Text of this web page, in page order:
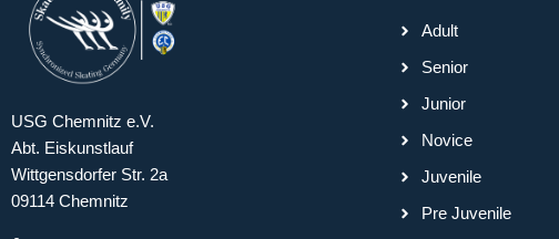
USG Chemnitz e.V.
Abt. Eiskunstlauf
Wittgensdorfer Str. 2a
09114 Chemnitz
Adult
Senior
Junior
Novice
Juvenile
Pre Juvenile